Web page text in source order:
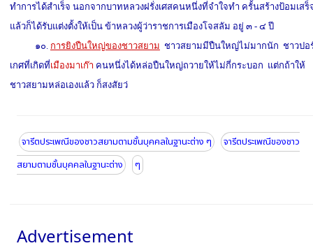
ทำการได้สำเร็จ นอกจากบาทหลวงฝรั่งเศสคนหนึ่งที่จำใจทำ ครั้นสร้างป้อมเสร็
แล้วก็ได้รับแต่งตั้งให้เป็น ข้าหลวงผู้ว่าราชการเมืองโจสลัม อยู่ ๓ - ๔ ปี
๑๐. การยิงปืนใหญ่ของชาวสยาม ชาวสยามมีปืนใหญ่ไม่มากนัก ชาวปอ
เกศที่เกิดที่เมืองมาเก๊า คนหนึ่งได้หล่อปืนใหญ่ถวายให้ไม่กี่กระบอก แต่กถ้าให้
ชาวสยามหล่อเองแล้ว ก็สงสัยว่
จารีตประเพณีของชาวสยามตามชั้นบุคคลในฐานะต่าง ๆ
จารีตประเพณีของชาว
สยามตามชั้นบุคคลในฐานะต่าง
ๆ
Advertisement